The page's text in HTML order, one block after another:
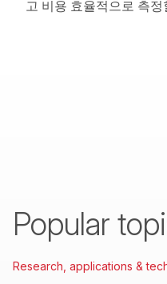
고 비용 효율적으로 측정
Popular
Research, applications &